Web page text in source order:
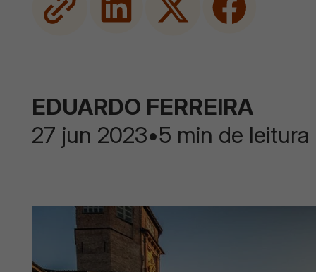
EDUARDO FERREIRA
27 jun 2023•5 min de leitura